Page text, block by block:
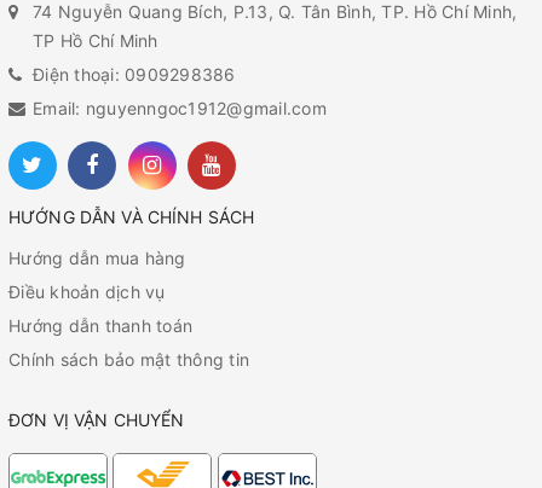
74 Nguyễn Quang Bích, P.13, Q. Tân Bình, TP. Hồ Chí Minh,
TP Hồ Chí Minh
Điện thoại: 0909298386
Email: nguyenngoc1912@gmail.com
HƯỚNG DẪN VÀ CHÍNH SÁCH
Hướng dẫn mua hàng
Điều khoản dịch vụ
Hướng dẫn thanh toán
Chính sách bảo mật thông tin
ĐƠN VỊ VẬN CHUYỂN